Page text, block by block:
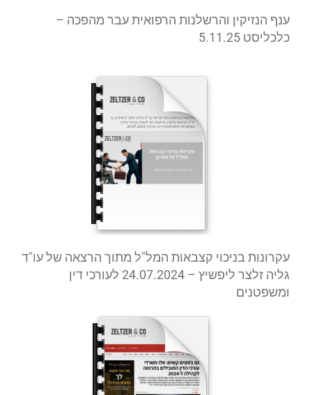
ענף הנזיקין והרשלנות הרפואית עבר מהפכה –
כלכליסט 5.11.25
עקרונות בניכוי קצבאות המל"ל מתוך הרצאה של עו"ד
גליה זלצר ליפשיץ – 24.07.2024 לעורכי דין
ומשפטנים